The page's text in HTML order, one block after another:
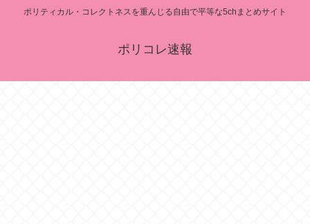
ポリティカル・コレクトネスを重んじる自由で平等な5chまとめサイト
ポリコレ速報